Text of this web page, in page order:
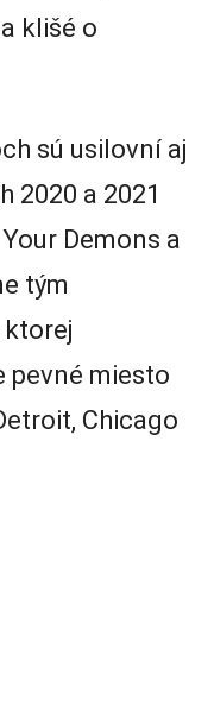
klišé o
sú usilovní aj
2020 a 2021
Demons a
tým
ktorej
pevné miesto
Chicago